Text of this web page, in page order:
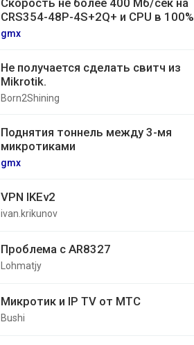
CRS354-48P-4S+2Q+ и CPU в 100%
gmx
Не получается сделать свитч из
Mikrotik.
Born2Shining
Поднятия тоннель между 3-мя
микротиками
gmx
VPN IKEv2
ivan.krikunov
Проблема с AR8327
Lohmatjy
Микротик и IP TV от МТС
Bushi